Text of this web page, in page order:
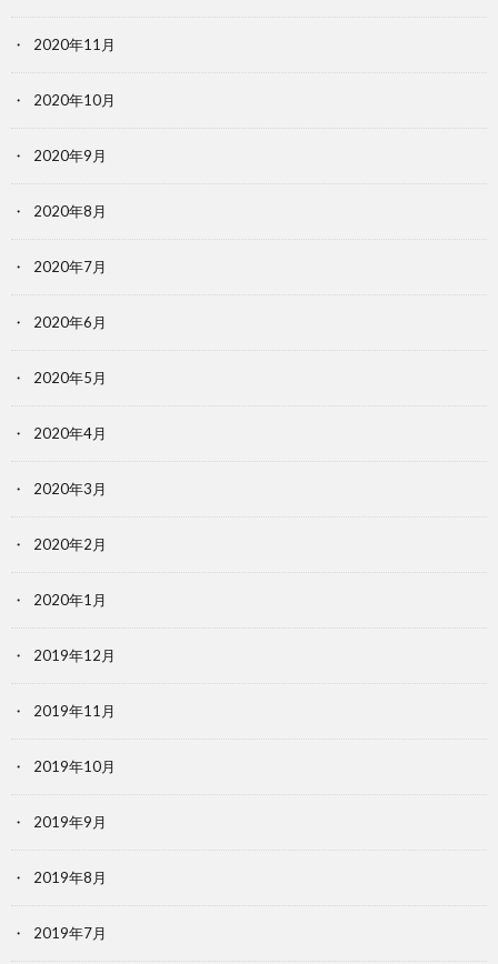
2020年11月
2020年10月
2020年9月
2020年8月
2020年7月
2020年6月
2020年5月
2020年4月
2020年3月
2020年2月
2020年1月
2019年12月
2019年11月
2019年10月
2019年9月
2019年8月
2019年7月